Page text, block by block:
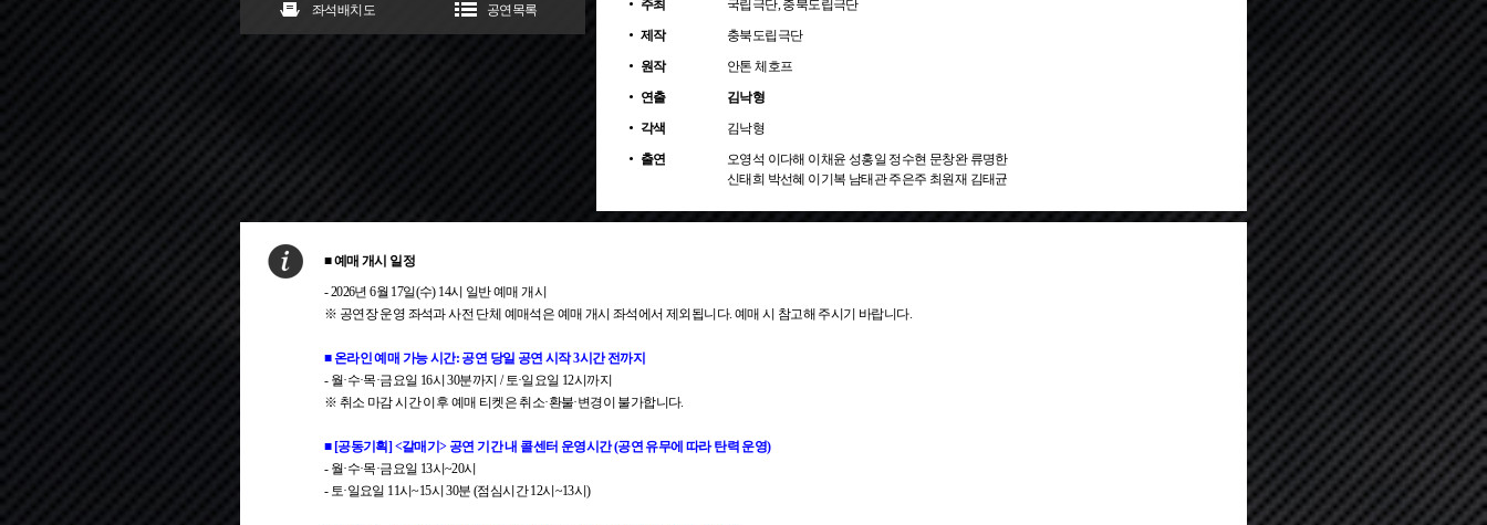
좌석배치도 공연목록
주최
국립극단, 충북도립극단
제작
충북도립극단
원작
안톤 체호프
연출
김낙형
각색
김낙형
출연
오영석 이다해 이채윤 성홍일 정수현 문창완 류명한
신태희 박선혜 이기복 남태관 주은주 최원재 김태균
■ 예매 개시 일정
- 2026년 6월 17일(수) 14시 일반 예매 개시
※ 공연장 운영 좌석과 사전 단체 예매석은 예매 개시 좌석에서 제외됩니다. 예매 시 참고해 주시기 바랍니다.
■ 온라인 예매 가능 시간: 공연 당일 공연 시작 3시간 전까지
- 월·수·목·금요일 16시 30분까지 / 토·일요일 12시까지
※ 취소 마감 시간 이후 예매 티켓은 취소·환불·변경이 불가합니다.
■ [공동기획] <갈매기> 공연 기간 내 콜센터 운영시간 (공연 유무에 따라 탄력 운영)
- 월·수·목·금요일 13시~20시
- 토·일요일 11시~15시 30분 (점심시간 12시~13시)